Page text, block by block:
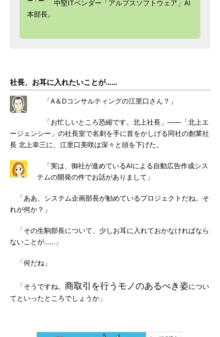
中堅ITベンダー「アルプスソフトウェア」AI
本部長。
社長、お耳に入れたいことが……
「A＆Dコンサルティングの江里口さん？」
「お忙しいところ恐縮です。北上社長」――「北上エ
ージェンシー」の社長室で名刺を手に首をかしげる同社の創業社
長 北上幸三に、江里口美咲は深々と頭を下げた。
「実は、御社が進めているAIによる自動広告作成シス
テムの開発の件でお話がありまして」
「ああ、システム企画部長が勧めているプロジェクトだね。そ
れが何か？」
「その生駒部長について、少しお耳に入れておかなければなら
ないことが……」
「何だね」
「そうですね。 商取引を行うモノのあるべき姿につい
てといったところでしょうか」